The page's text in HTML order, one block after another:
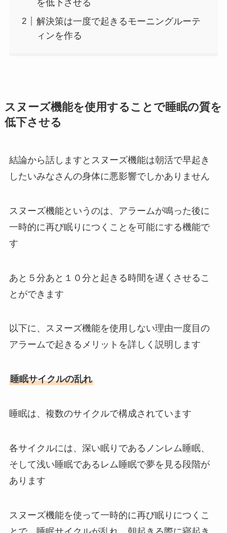
を低下させる
解決策は一度で起きるモーニングルーテ
ィンを作る
スヌーズ機能を使用することで睡眠の質を
低下させる
結論から話しますとスヌーズ機能は朝活で早起き
したいみなさんの身体に悪影響でしかありません
スヌーズ機能というのは、アラームが鳴った後に
一時的に再び眠りにつくことを可能にする機能で
す
あと５分あと１０分と起きる時間を遅くさせるこ
とができます
以下に、スヌーズ機能を使用しない理由一度目の
アラームで起きるメリットを詳しく説明します
睡眠サイクルの乱れ
睡眠は、複数のサイクルで構成されています
各サイクルには、深い眠りであるノンレム睡眠、
そして浅い睡眠であるレム睡眠で夢を見る段階が
あります
スヌーズ機能を使って一時的に再び眠りにつくこ